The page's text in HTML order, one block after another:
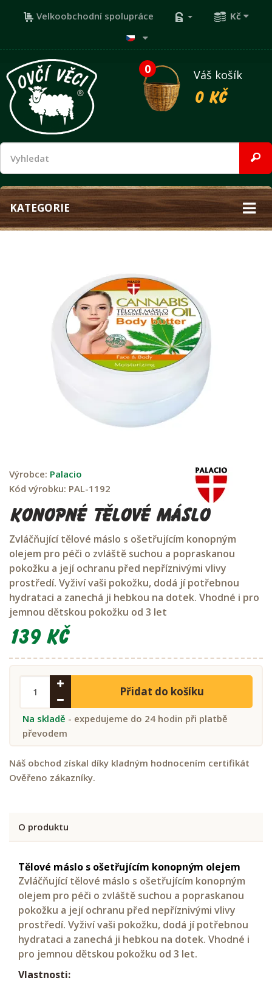
Velkoobchodní spolupráce Kč
0
Váš košík
0 Kč
KATEGORIE
Výrobce: Palacio
Kód výrobku: PAL-1192
Konopné tělové máslo
Zvláčňující tělové máslo s ošetřujícím konopným
olejem pro péči o zvláště suchou a popraskanou
pokožku a její ochranu před nepříznivými vlivy
prostředí. Vyživí vaši pokožku, dodá jí potřebnou
hydrataci a zanechá ji hebkou na dotek. Vhodné i pro
jemnou dětskou pokožku od 3 let
139 Kč
Přidat do košíku
Na skladě - expedujeme do 24 hodin při platbě
převodem
Náš obchod získal díky kladným hodnocením certifikát
Ověřeno zákazníky.
O produktu
Tělové máslo s ošetřujícím konopným olejem
Zvláčňující tělové máslo s ošetřujícím konopným
olejem pro péči o zvláště suchou a popraskanou
pokožku a její ochranu před nepříznivými vlivy
prostředí. Vyživí vaši pokožku, dodá jí potřebnou
hydrataci a zanechá ji hebkou na dotek. Vhodné i
pro jemnou dětskou pokožku od 3 let.
Vlastnosti: